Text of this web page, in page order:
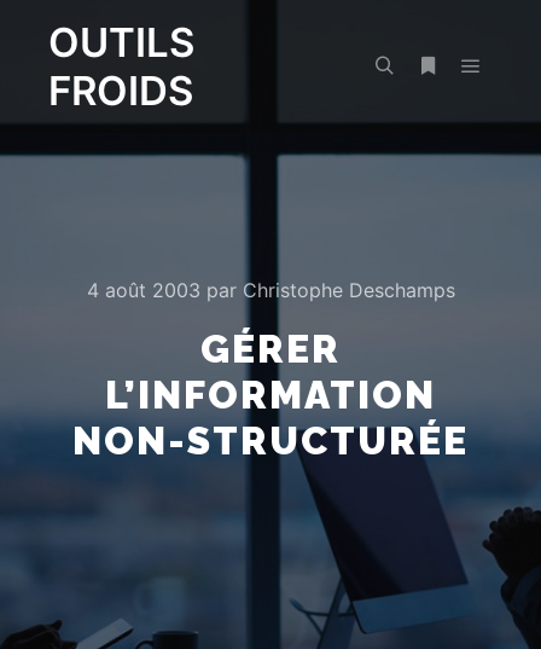
OUTILS
FROIDS
4 août 2003 par Christophe Deschamps
GÉRER
L’INFORMATION
NON-STRUCTURÉE